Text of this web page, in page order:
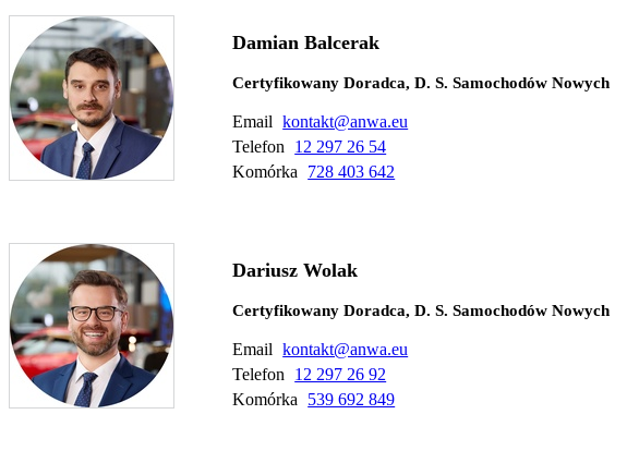
Damian Balcerak
Certyfikowany Doradca, D. S. Samochodów Nowych
Email kontakt@anwa.eu
Telefon
12 297 26 54
Komórka
728 403 642
Dariusz Wolak
Certyfikowany Doradca, D. S. Samochodów Nowych
Email kontakt@anwa.eu
Telefon
12 297 26 92
Komórka
539 692 849